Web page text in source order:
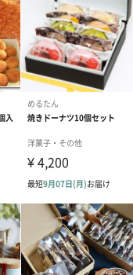
有
65g x 4個
商品オプション情報